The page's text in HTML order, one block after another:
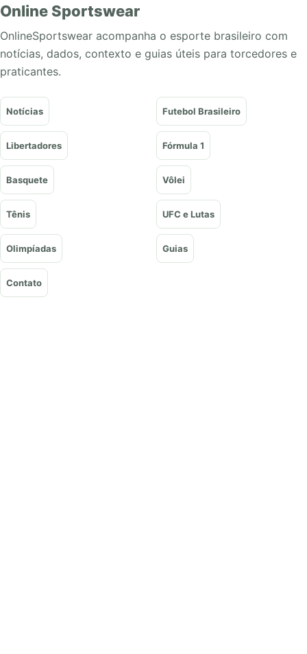
Online Sportswear
OnlineSportswear acompanha o esporte brasileiro com
notícias, dados, contexto e guias úteis para torcedores e
praticantes.
Notícias Futebol Brasileiro
Libertadores Fórmula 1
Basquete Vôlei
Tênis UFC e Lutas
Olimpíadas Guias
Contato